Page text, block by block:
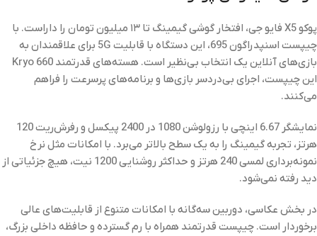
پوکو X5 فایو جی، افتخار گوشی‌ گیمینگ تا ۱۳ میلیون تومان را داراست. با
چیپست اسنپدراگون 695، این دستگاه با قابلیت 5G برای علاقمندان به
بازی‌های آنلاین یک انتخاب بی‌نظیر است. هسته‌های قدرتمند Kryo 660
این چیپست، اجرای بی‌دردسر بازی‌ها و برنامه‌های پرسرعت را فراهم
می‌کنند.
نمایشگر 6.67 اینچی با رزولوشن 1080 در 2400 پیکسل و رفرش‌ریت 120
هرتز، تجربه گیمینگ را به یک سطح بالاتر می‌برد. با امکانات مثل نرخ
نمونه‌برداری لمسی 240 هرتز و حداکثر روشنایی 1200 نیت، هیچ جزئیاتی از
دید رفته نمی‌شود.
در بخش عکاسی، دوربین سه‌گانه با امکانات متنوع از قابلیت‌های عالی
برخوردار است. چیپست قدرتمند همراه با رم گسترده و حافظه داخلی بزرگ،